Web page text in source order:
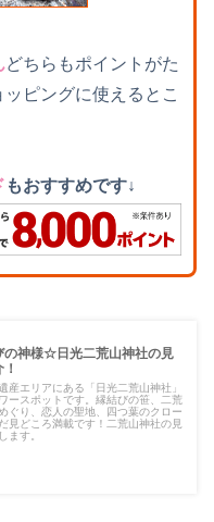
どちらもポイントがた
ピングに使えるとこ
もおすすめです↓
の神様☆日光二荒山神社の見
産エリアにある「日光二荒山神社」
ースポットです。縁結びの笹、二荒
ぐり、恋人の聖地、四つ葉のクロー
見どころ満載です！二荒山神社の見
ます。